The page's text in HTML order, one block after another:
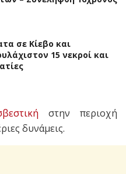
σε Κίεβο και
15 νεκροί και
στην περιοχή
δυνάμεις.